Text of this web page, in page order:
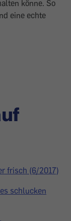
könne. So
eine echte
frisch (6/2017)
schlucken